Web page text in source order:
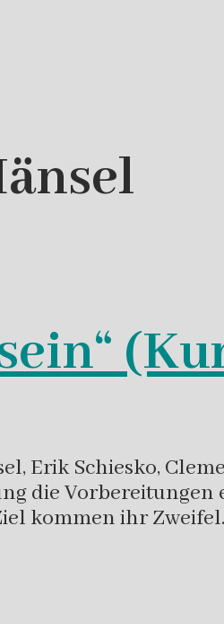
Erik Schiesko,
die
kommen ihr